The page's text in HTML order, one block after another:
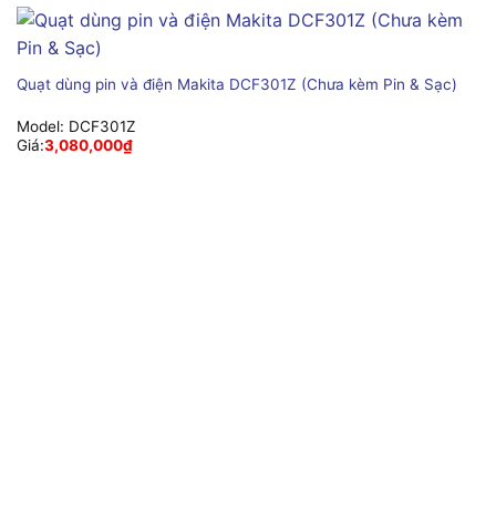
Quạt dùng pin và điện Makita DCF301Z (Chưa kèm Pin & Sạc)
Model: DCF301Z
Giá:3,080,000₫